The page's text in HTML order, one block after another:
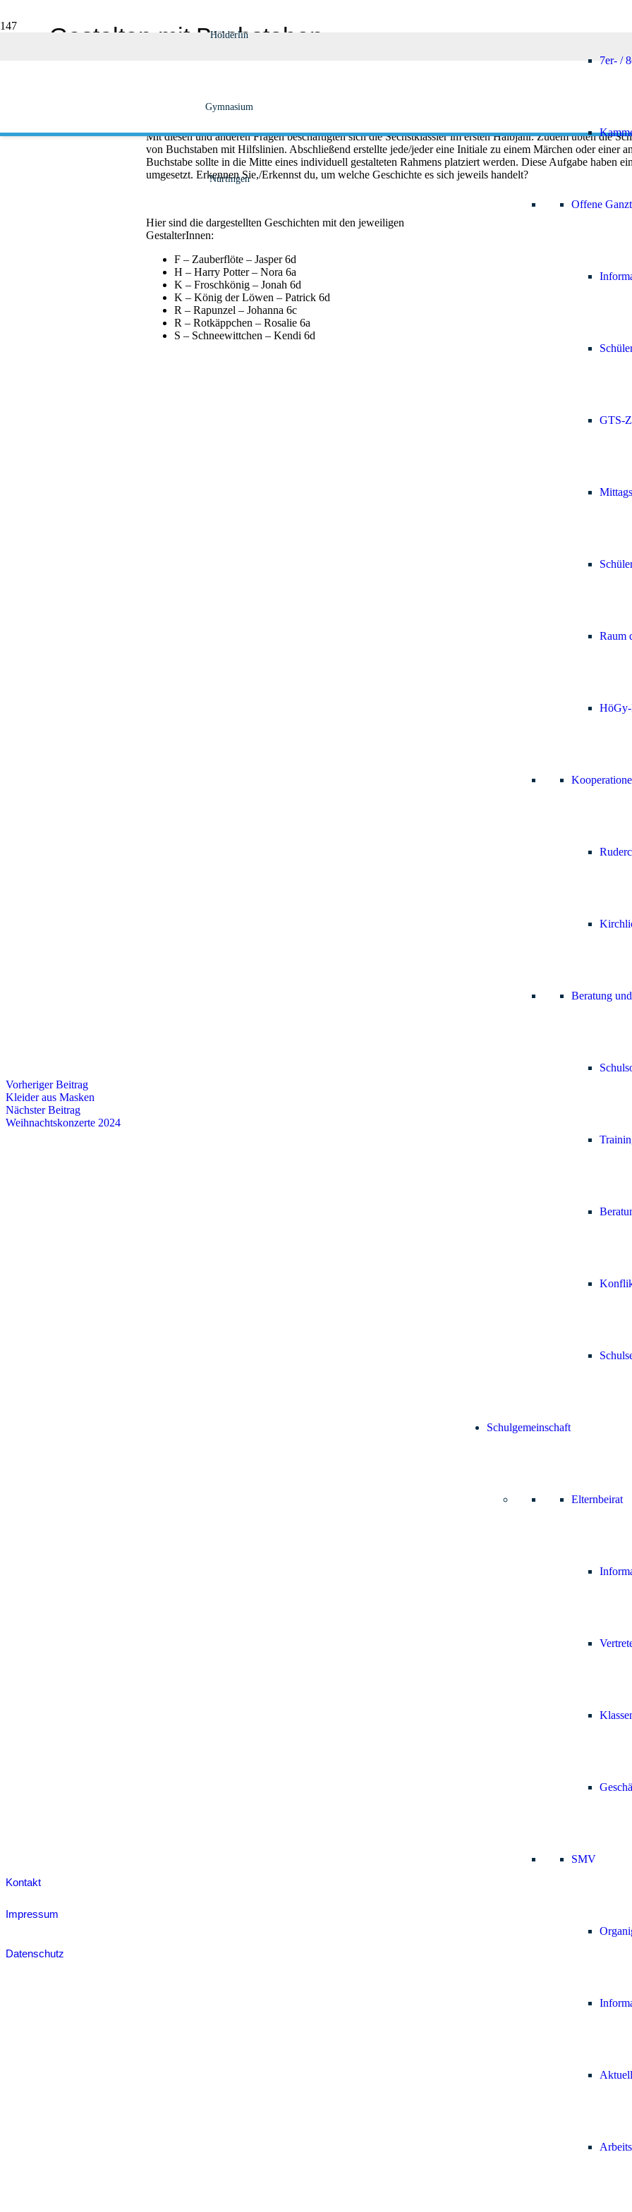
Hölderlin
Gymnasium
Nürtingen
7er- /
Offene
GTS-
Raum
Beratung
Schulgemeinschaft
Elternbeirat
SMV
Gestalten mit Buchstaben
entscheidend für den Erfolg eines Cafés sein,
Mit diesen und anderen Fragen beschäftigten sich die Sechstklässler im ersten Halbjahr. Zudem übten die
von Buchstaben mit Hilfslinien. Abschließend erstellte jede/jeder eine Initiale zu einem Märchen oder einer
Buchstabe sollte in die Mitte eines individuell gestalteten Rahmens platziert werden. Diese Aufgabe haben
umgesetzt. Erkennen Sie,/Erkennst du, um welche Geschichte es sich jeweils handelt?
Hier sind die dargestellten Geschichten mit den jeweiligen
GestalterInnen:
F – Zauberflöte – Jasper 6d
H – Harry Potter – Nora 6a
K – Froschkönig – Jonah 6d
K – König der Löwen – Patrick 6d
R – Rapunzel – Johanna 6c
R – Rotkäppchen – Rosalie 6a
S – Schneewittchen – Kendi 6d
Vorheriger Beitrag
Kleider aus Masken
Nächster Beitrag
Weihnachtskonzerte 2024
Kontakt
Impressum
Datenschutz